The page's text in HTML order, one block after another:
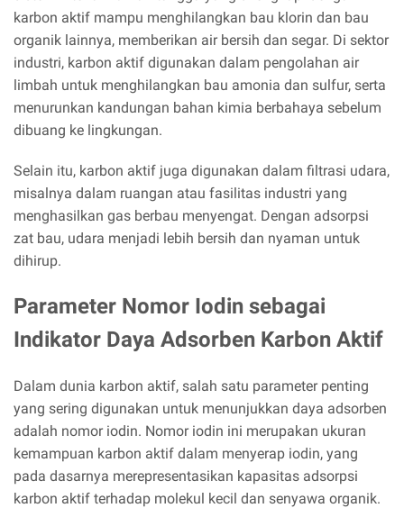
karbon aktif mampu menghilangkan bau klorin dan bau
organik lainnya, memberikan air bersih dan segar. Di sektor
industri, karbon aktif digunakan dalam pengolahan air
limbah untuk menghilangkan bau amonia dan sulfur, serta
menurunkan kandungan bahan kimia berbahaya sebelum
dibuang ke lingkungan.
Selain itu, karbon aktif juga digunakan dalam filtrasi udara,
misalnya dalam ruangan atau fasilitas industri yang
menghasilkan gas berbau menyengat. Dengan adsorpsi
zat bau, udara menjadi lebih bersih dan nyaman untuk
dihirup.
Parameter Nomor Iodin sebagai
Indikator Daya Adsorben Karbon Aktif
Dalam dunia karbon aktif, salah satu parameter penting
yang sering digunakan untuk menunjukkan daya adsorben
adalah nomor iodin. Nomor iodin ini merupakan ukuran
kemampuan karbon aktif dalam menyerap iodin, yang
pada dasarnya merepresentasikan kapasitas adsorpsi
karbon aktif terhadap molekul kecil dan senyawa organik.